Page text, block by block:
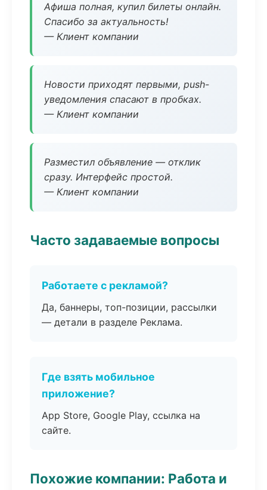
Афиша полная, купил билеты онлайн.
Спасибо за актуальность!
— Клиент компании
Новости приходят первыми, push-
уведомления спасают в пробках.
— Клиент компании
Разместил объявление — отклик
сразу. Интерфейс простой.
— Клиент компании
Часто задаваемые вопросы
Работаете с рекламой?
Да, баннеры, топ-позиции, рассылки
— детали в разделе Реклама.
Где взять мобильное
приложение?
App Store, Google Play, ссылка на
сайте.
Похожие компании: Работа и